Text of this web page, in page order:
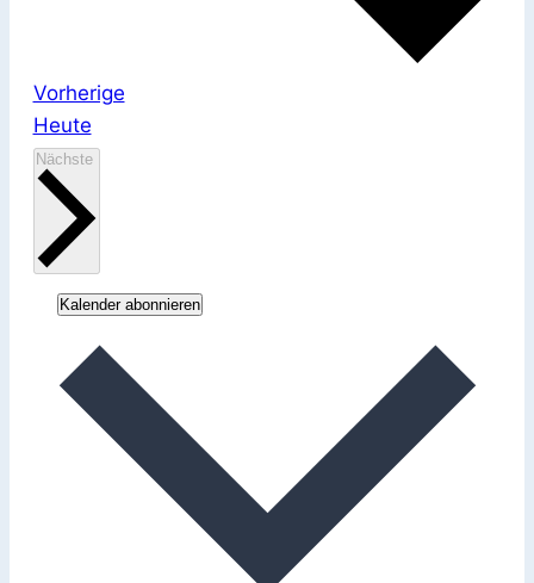
VorherigeVeranstaltungen
Heute
Nächste
Kalender abonnieren